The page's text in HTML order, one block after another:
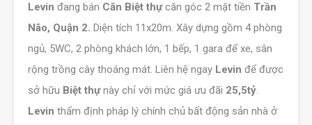
Levin đang bán Căn Biệt thựcăn góc 2 mặt tiền Trần
Não, Quận 2. Diện tích 11x20m. Xây dựng gồm 4 phòng
ngủ, 5WC, 2 phòng khách lớn, 1 bếp, 1 gara để xe, sân
rộng trồng cây thoáng mát. Liên hệ ngay Levin để được
sở hữu Biệt thựnày chỉ với mức giá ưu đãi 25,5tỷ.
Levin thẩm định pháp lý chính chủ bất động sản nhà ở